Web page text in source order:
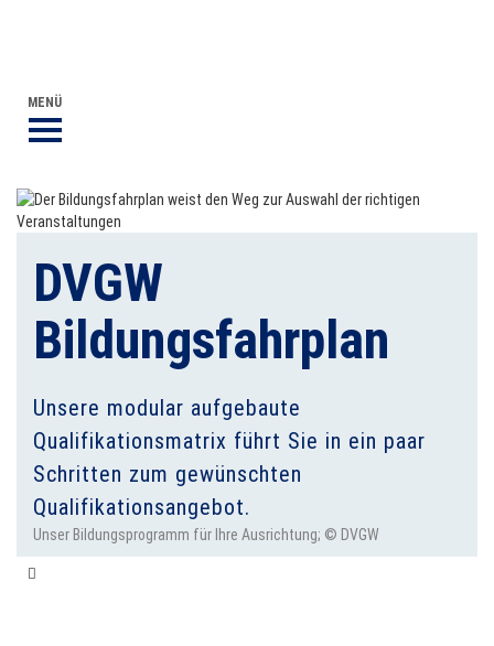
MENÜ
DVGW
Bildungsfahrplan
Unsere modular aufgebaute
Qualifikationsmatrix führt Sie in ein paar
Schritten zum gewünschten
Qualifikationsangebot.
Unser Bildungsprogramm für Ihre Ausrichtung; © DVGW